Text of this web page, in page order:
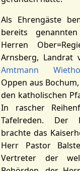
Als Ehrengäste
bereits
Herren
Arnsberg, Landrat
Amtmann
Oppen aus
den katholischen
In rascher
Tafelreden. Der
brachte das
Herr Pastor
Vertreter der